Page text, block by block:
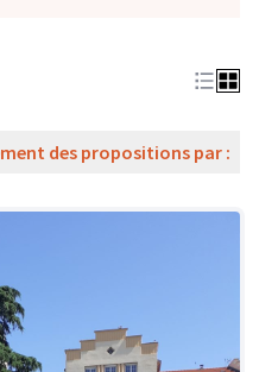
des propositions par :